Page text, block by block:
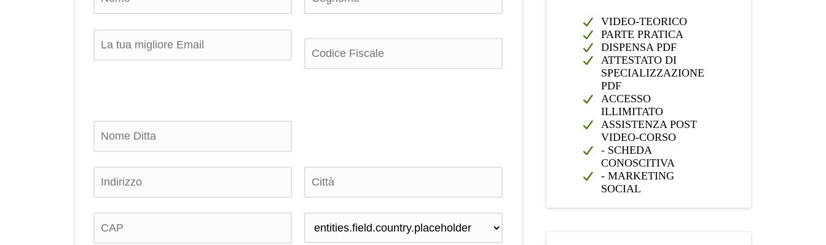
VIDEO-TEORICO
PARTE PRATICA
DISPENSA PDF
ATTESTATO DI
SPECIALIZZAZIONE
PDF
ACCESSO
ILLIMITATO
ASSISTENZA POST
VIDEO-CORSO
- SCHEDA
CONOSCITIVA
- MARKETING
SOCIAL